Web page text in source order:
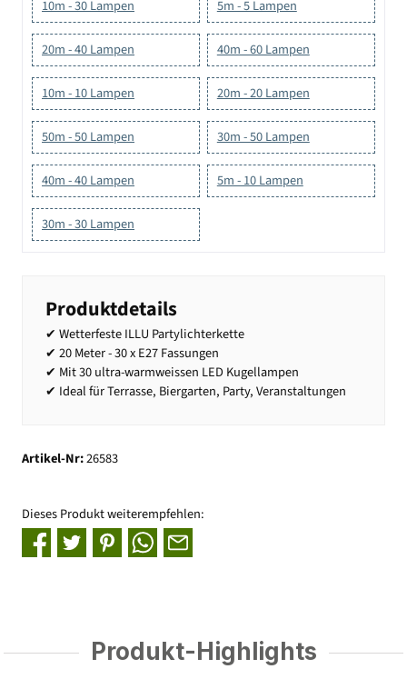
10m - 30 Lampen 5m - 5 Lampen
20m - 40 Lampen 40m - 60 Lampen
10m - 10 Lampen 20m - 20 Lampen
50m - 50 Lampen 30m - 50 Lampen
40m - 40 Lampen 5m - 10 Lampen
30m - 30 Lampen
Produktdetails
✔ Wetterfeste ILLU Partylichterkette
✔ 20 Meter - 30 x E27 Fassungen
✔ Mit 30 ultra-warmweissen LED Kugellampen
✔ Ideal für Terrasse, Biergarten, Party, Veranstaltungen
Artikel-Nr:26583
Dieses Produkt weiterempfehlen:
Produkt-Highlights